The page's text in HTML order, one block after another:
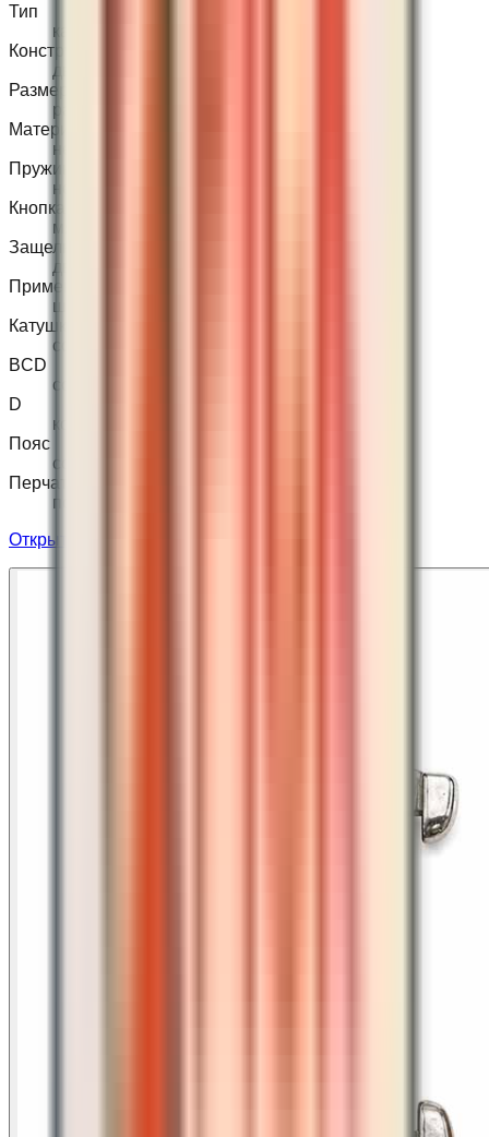
Тип
карабин-бабочка
Конструкция
двусторонняя
Размеры
разные
Материал
нержавеющая сталь
Пружина
нержавеющая
Кнопка
мягкая
Защелки
две
Применение
шпули, буи, ходовики
Катушки
совместимы
BCD
совместим
D
кольца / совместимы
Пояс
совместим
Перчатки
по размеру
Открыть товар на сайте